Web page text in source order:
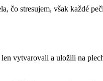
čo stresujem, však každé
vytvarovali a uložili na